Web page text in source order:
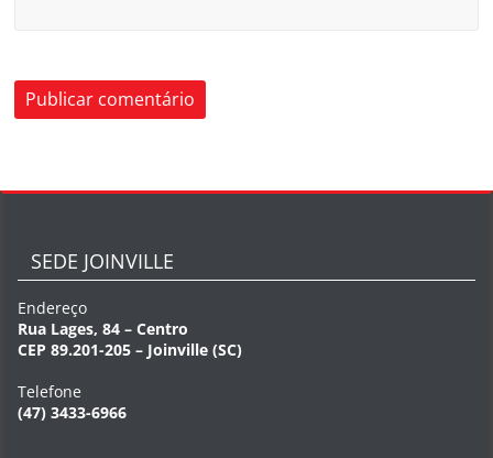
SEDE JOINVILLE
Endereço
Rua Lages, 84 – Centro
CEP 89.201-205 – Joinville (SC)
Telefone
(47) 3433-6966